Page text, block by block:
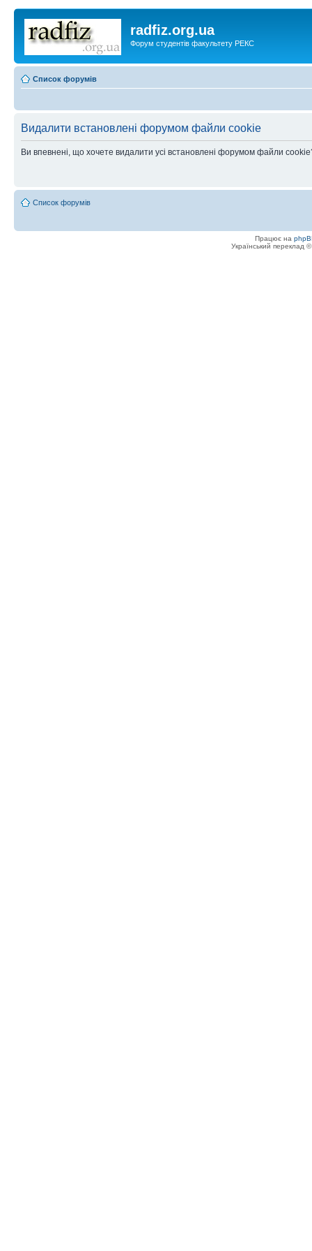
radfiz.org.ua
Форум студентів факультету РЕКС
Список форумів
Видалити встановлені форумом файли cookie
Ви впевнені, що хочете видалити усі встановлені форумом файли
Список форумів
Працює на
Український переклад